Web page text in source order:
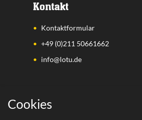
Kontakt
Kontaktformular
+49 (0)211 50661662
info@lotu.de
Wichtige Links
Cookies